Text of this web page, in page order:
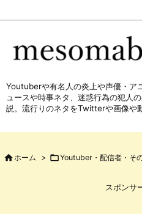
Youtuberや有名人の炎上や声優・ア
ュースや時事ネタ、迷惑行為の犯人
説。流行りのネタをTwitterや画像や
 ホーム > Youtuber・配信者・そ
スポンサ